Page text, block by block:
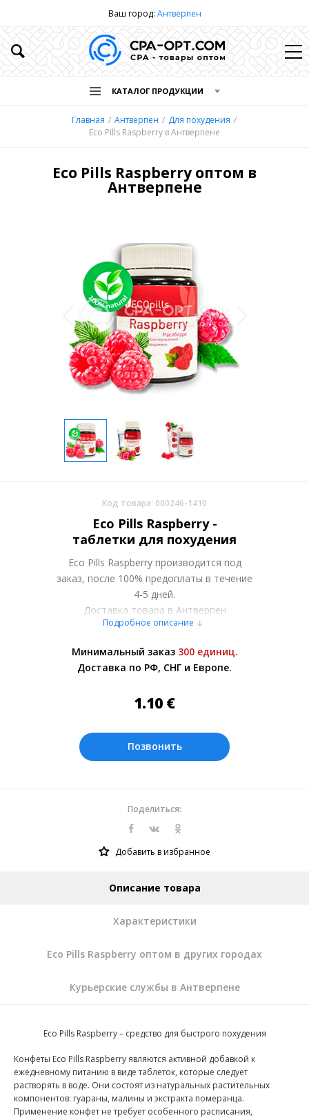
Ваш город: Антверпен
КАТАЛОГ ПРОДУКЦИИ
Главная Антверпен
Для похудения
Eco Pills Raspberry в Антверпене
Eco Pills Raspberry оптом в
Антверпене
Код товара: 000246-1410
Eco Pills Raspberry -
таблетки для похудения
Eco Pills Raspberry производится под
заказ, после 100% предоплаты в течение
4-5 дней.
Доставка товара в Антверпен
осуществляется курьерскими службами
Более подробно при обсуждении заказа с
менеджером.
сайте представлены по курсу ЦБ РФ на
0.137508 €
Подробное описание
Минимальный заказ 300 единиц.
Доставка по РФ, СНГ и Европе.
1.10 €
Позвонить
Поделиться:
Добавить в избранное
Описание товара
Характеристики
Eco Pills Raspberry оптом в других городах
Курьерские службы в Антверпене
Eco Pills Raspberry – средство для быстрого похудения
Конфеты Eco Pills Raspberry являются активной добавкой к
ежедневному питанию в виде таблеток, которые следует
растворять в воде. Они состоят из натуральных растительных
компонентов: гуараны, малины и экстракта померанца.
Применение конфет не требует особенного расписания,